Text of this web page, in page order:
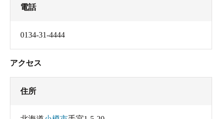
電話
0134-31-4444
アクセス
住所